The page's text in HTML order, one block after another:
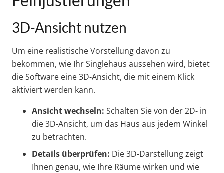
3D-Ansicht nutzen
Um eine realistische Vorstellung davon zu
bekommen, wie Ihr Singlehaus aussehen wird, bietet
die Software eine 3D-Ansicht, die mit einem Klick
aktiviert werden kann.
Ansicht wechseln: Schalten Sie von der 2D- in
die 3D-Ansicht, um das Haus aus jedem Winkel
zu betrachten.
Details überprüfen: Die 3D-Darstellung zeigt
Ihnen genau, wie Ihre Räume wirken und wie